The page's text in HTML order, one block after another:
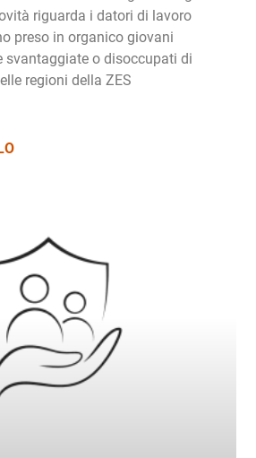
riguarda i datori di lavoro
preso in organico giovani
svantaggiate o disoccupati di
regioni della ZES